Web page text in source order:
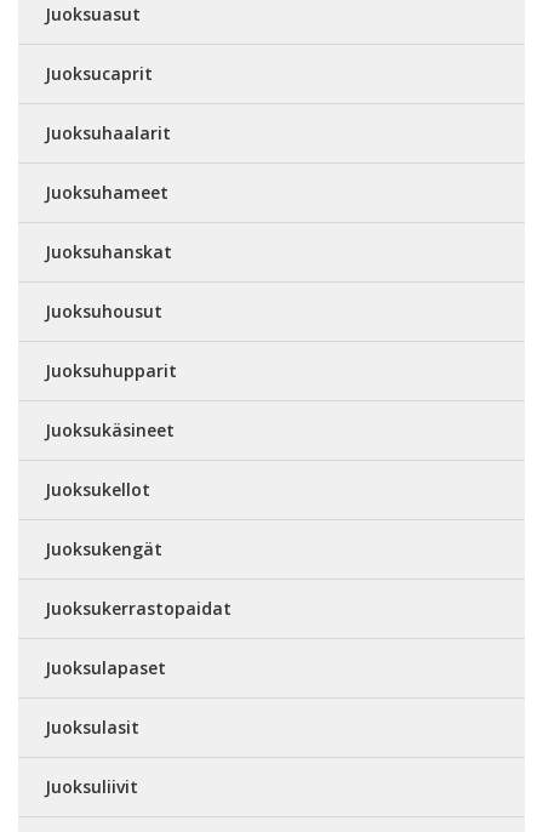
Juoksuasut
Juoksucaprit
Juoksuhaalarit
Juoksuhameet
Juoksuhanskat
Juoksuhousut
Juoksuhupparit
Juoksukäsineet
Juoksukellot
Juoksukengät
Juoksukerrastopaidat
Juoksulapaset
Juoksulasit
Juoksuliivit